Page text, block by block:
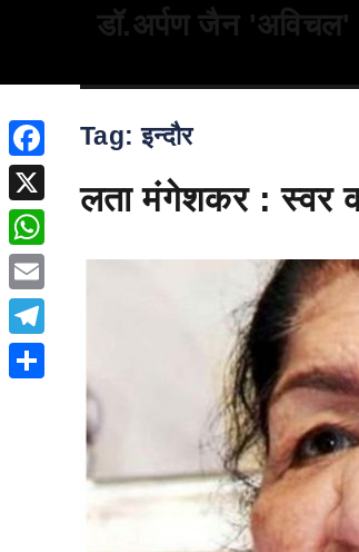
डॉ.अर्पण जैन 'अविचल'
Tag:इन्दौर
लता मंगेशकर : स्वर
Facebook
X
WhatsApp
Email
Telegram